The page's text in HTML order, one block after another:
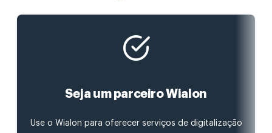
Seja um parceiro Wialon
Use o Wialon para oferecer serviços de digitalização